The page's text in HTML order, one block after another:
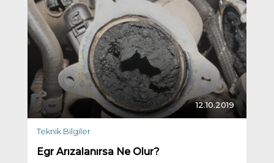
12.10.2019
Teknik Bilgiler
Egr Arızalanırsa Ne Olur?